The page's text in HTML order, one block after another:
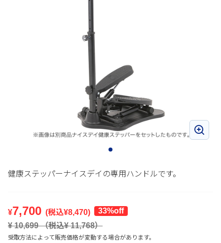
健康ステッパーナイスデイの専用ハンドルです。
¥7,700 (税込¥8,470)
33%off
¥ 10,699（税込¥11,768）
受取方法によって販売価格が変動する場合があります。